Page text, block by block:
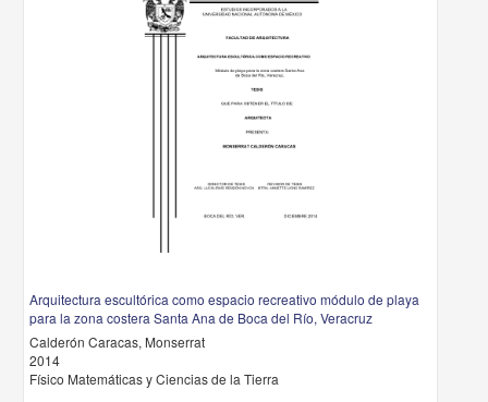
Arquitectura escultórica como espacio recreativo módulo de playa
para la zona costera Santa Ana de Boca del Río, Veracruz
Calderón Caracas, Monserrat
2014
Físico Matemáticas y Ciencias de la Tierra